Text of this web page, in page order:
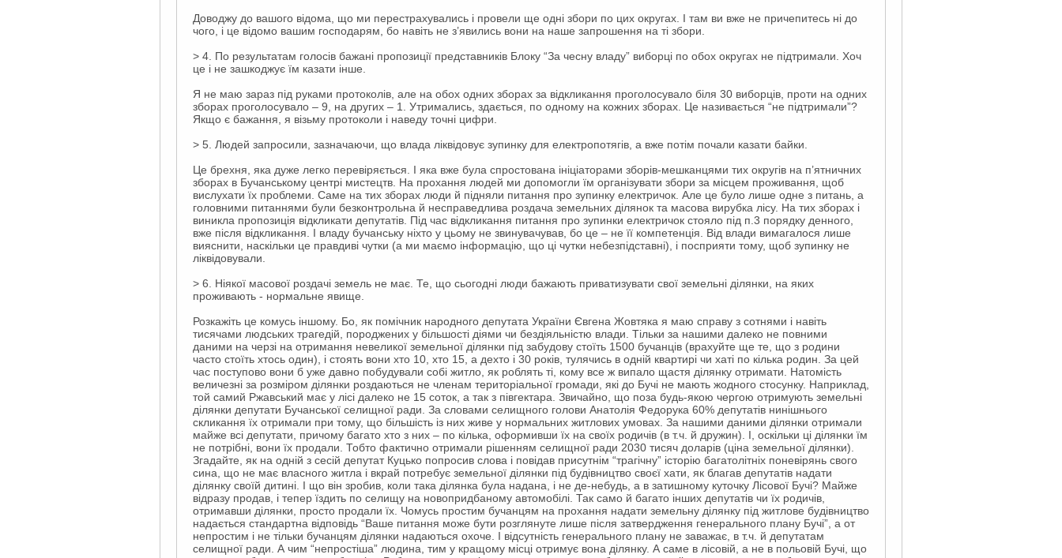
Доводжу до вашого відома, що ми перестрахувались і провели ще одні збори по цих округах. І там ви вже не причепитесь ні до
чого, і це відомо вашим господарям, бо навіть не з’явились вони на наше запрошення на ті збори.
> 4. По результатам голосів бажані пропозиції представників Блоку “За чесну владу” виборці по обох округах не підтримали. Хоч
це і не зашкоджує їм казати інше.
Я не маю зараз під руками протоколів, але на обох одних зборах за відкликання проголосувало біля 30 виборців, проти на одних
зборах проголосувало – 9, на других – 1. Утримались, здається, по одному на кожних зборах. Це називається “не підтримали”?
Якщо є бажання, я візьму протоколи і наведу точні цифри.
> 5. Людей запросили, зазначаючи, що влада ліквідовує зупинку для електропотягів, а вже потім почали казати байки.
Це брехня, яка дуже легко перевіряється. І яка вже була спростована ініціаторами зборів-мешканцями тих округів на п’ятничних
зборах в Бучанському центрі мистецтв. На прохання людей ми допомогли їм організувати збори за місцем проживання, щоб
вислухати їх проблеми. Саме на тих зборах люди й підняли питання про зупинку електричок. Але це було лише одне з питань, а
головними питаннями були безконтрольна й несправедлива роздача земельних ділянок та масова вирубка лісу. На тих зборах і
виникла пропозиція відкликати депутатів. Під час відкликання питання про зупинки електричок стояло під п.3 порядку денного,
вже після відкликання. І владу бучанську ніхто у цьому не звинувачував, бо це – не її компетенція. Від влади вимагалося лише
вияснити, наскільки це правдиві чутки (а ми маємо інформацію, що ці чутки небезпідставні), і посприяти тому, щоб зупинку не
ліквідовували.
> 6. Ніякої масової роздачі земель не має. Те, що сьогодні люди бажають приватизувати свої земельні ділянки, на яких
проживають - нормальне явище.
Розкажіть це комусь іншому. Бо, як помічник народного депутата України Євгена Жовтяка я маю справу з сотнями і навіть
тисячами людських трагедій, породжених у більшості діями чи бездіяльністю влади. Тільки за нашими далеко не повними
даними на черзі на отримання невеликої земельної ділянки під забудову стоїть 1500 бучанців (врахуйте ще те, що з родини
часто стоїть хтось один), і стоять вони хто 10, хто 15, а дехто і 30 років, тулячись в одній квартирі чи хаті по кілька родин. За цей
час поступово вони б уже давно побудували собі житло, як роблять ті, кому все ж випало щастя ділянку отримати. Натомість
величезні за розміром ділянки роздаються не членам територіальної громади, які до Бучі не мають жодного стосунку. Наприклад,
той самий Ржавський має у лісі далеко не 15 соток, а так з півгектара. Звичайно, що поза будь-якою чергою отримують земельні
ділянки депутати Бучанської селищної ради. За словами селищного голови Анатолія Федорука 60% депутатів нинішнього
скликання їх отримали при тому, що більшість із них живе у нормальних житлових умовах. За нашими даними ділянки отримали
майже всі депутати, причому багато хто з них – по кілька, оформивши їх на своїх родичів (в т.ч. й дружин). І, оскільки ці ділянки їм
не потрібні, вони їх продали. Тобто фактично отримали рішенням селищної ради 2030 тисяч доларів (ціна земельної ділянки).
Згадайте, як на одній з сесій депутат Куцько попросив слова і повідав присутнім “трагічну” історію багатолітніх поневірянь свого
сина, що не має власного житла і вкрай потребує земельної ділянки під будівництво своєї хати, як благав депутатів надати
ділянку своїй дитині. І що він зробив, коли така ділянка була надана, і не де-небудь, а в затишному куточку Лісової Бучі? Майже
відразу продав, і тепер їздить по селищу на новопридбаному автомобілі. Так само й багато інших депутатів чи їх родичів,
отримавши ділянки, просто продали їх. Чомусь простим бучанцям на прохання надати земельну ділянку під житлове будівництво
надається стандартна відповідь “Ваше питання може бути розглянуте лише після затвердження генерального плану Бучі”, а от
непростим і не тільки бучанцям ділянки надаються охоче. І відсутність генерального плану не заважає, в т.ч. й депутатам
селищної ради. А чим “непростіша” людина, тим у кращому місці отримує вона ділянку. А саме в лісовій, а не в польовій Бучі, що